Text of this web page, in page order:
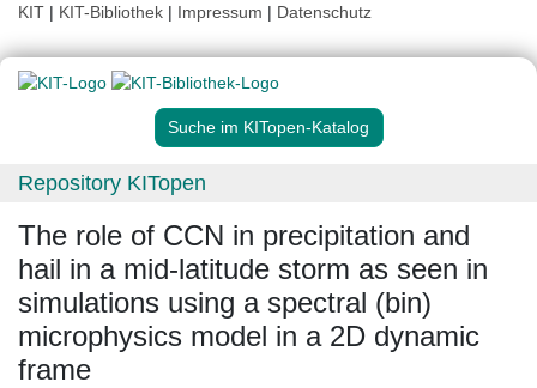
KIT | KIT-Bibliothek | Impressum | Datenschutz
Suche im KITopen-Katalog
Repository KITopen
The role of CCN in precipitation and
hail in a mid-latitude storm as seen in
simulations using a spectral (bin)
microphysics model in a 2D dynamic
frame